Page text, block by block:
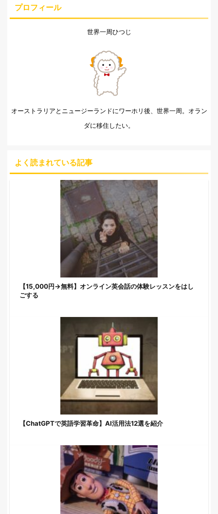
プロフィール
世界一周ひつじ
オーストラリアとニュージーランドにワーホリ後、世界一周。オラン
ダに移住したい。
よく読まれている記事
【15,000円→無料】オンライン英会話の体験レッスンをはし
ごする
【ChatGPTで英語学習革命】AI活用法12選を紹介